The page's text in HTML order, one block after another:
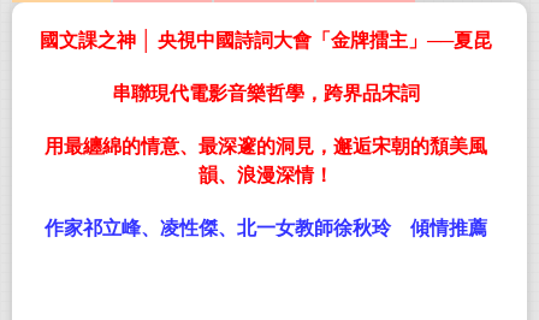
國文課之神 │ 央視中國詩詞大會「金牌擂主」──夏昆
串聯現代電影音樂哲學，跨界品宋詞
用最纏綿的情意、最深邃的洞見，邂逅宋朝的頹美風
韻、浪漫深情！
作家祁立峰、凌性傑、北一女教師徐秋玲 傾情推薦